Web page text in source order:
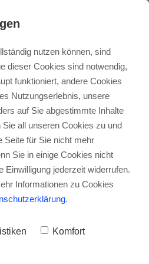
gelten
nutzen können, sind
dieser Cookies sind notwendig,
funktioniert, andere Cookies
Nutzungserlebnis, unsere
auf Sie abgestimmte Inhalte
all unseren Cookies zu und
Seite für Sie nicht mehr
Sie in einige Cookies nicht
Einwilligung jederzeit widerrufen.
Informationen zu Cookies
.
Komfort